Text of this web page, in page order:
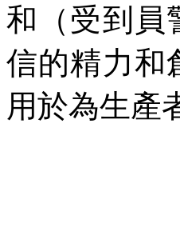
和（受到員
信的精力和
用於為生產